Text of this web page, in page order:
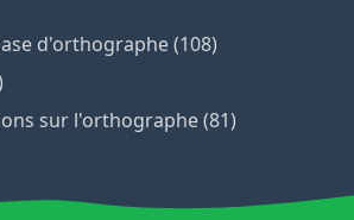
d'orthographe (108)
sur l'orthographe (81)